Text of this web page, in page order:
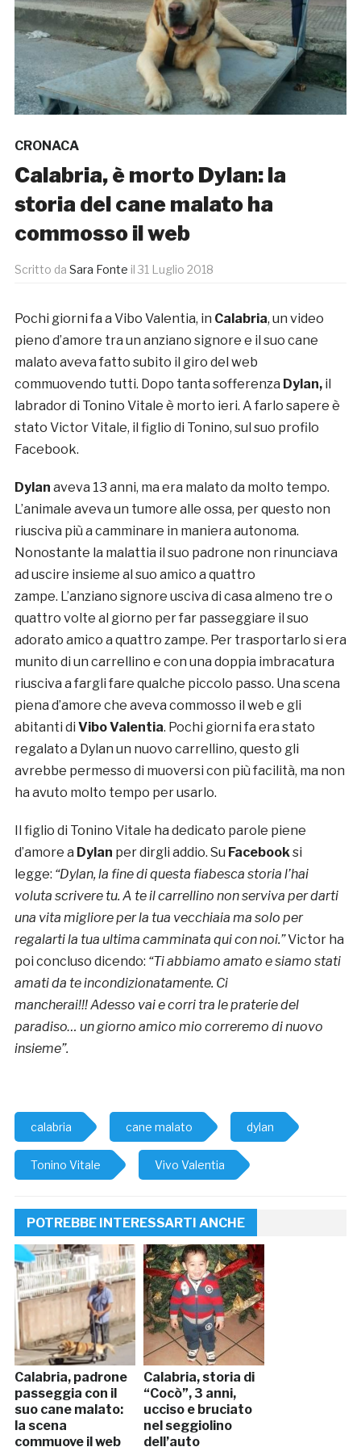
CRONACA
Calabria, è morto Dylan: la
storia del cane malato ha
commosso il web
Scritto da Sara Fonte il 31 Luglio 2018
Pochi giorni fa a Vibo Valentia, in Calabria, un video
pieno d’amore tra un anziano signore e il suo cane
malato aveva fatto subito il giro del web
commuovendo tutti. Dopo tanta sofferenza Dylan,il
labrador di Tonino Vitale è morto ieri. A farlo sapere è
stato Victor Vitale, il figlio di Tonino, sul suo profilo
Facebook.
Dylan aveva 13 anni, ma era malato da molto tempo.
L’animale aveva un tumore alle ossa, per questo non
riusciva più a camminare in maniera autonoma.
Nonostante la malattia il suo padrone non rinunciava
ad uscire insieme al suo amico a quattro
zampe. L’anziano signore usciva di casa almeno tre o
quattro volte al giorno per far passeggiare il suo
adorato amico a quattro zampe. Per trasportarlo si era
munito di un carrellino e con una doppia imbracatura
riusciva a fargli fare qualche piccolo passo. Una scena
piena d’amore che aveva commosso il web e gli
abitanti di Vibo Valentia. Pochi giorni fa era stato
regalato a Dylan un nuovo carrellino, questo gli
avrebbe permesso di muoversi con più facilità, ma non
ha avuto molto tempo per usarlo.
Il figlio di Tonino Vitale ha dedicato parole piene
d’amore a Dylan per dirgli addio. Su Facebooksi
legge: “Dylan, la fine di questa fiabesca storia l’hai
voluta scrivere tu. A te il carrellino non serviva per darti
una vita migliore per la tua vecchiaia ma solo per
regalarti la tua ultima camminata qui con noi.”Victor ha
poi concluso dicendo: “Ti abbiamo amato e siamo stati
amati da te incondizionatamente. Ci
mancherai!!! Adesso vai e corri tra le praterie del
paradiso… un giorno amico mio correremo di nuovo
insieme”.
calabria cane malato dylan
Tonino Vitale Vivo Valentia
POTREBBE INTERESSARTI ANCHE
Calabria, padrone
passeggia con il
suo cane malato:
la scena
commuove il web
Calabria, storia di
“Cocò”, 3 anni,
ucciso e bruciato
nel seggiolino
dell’auto